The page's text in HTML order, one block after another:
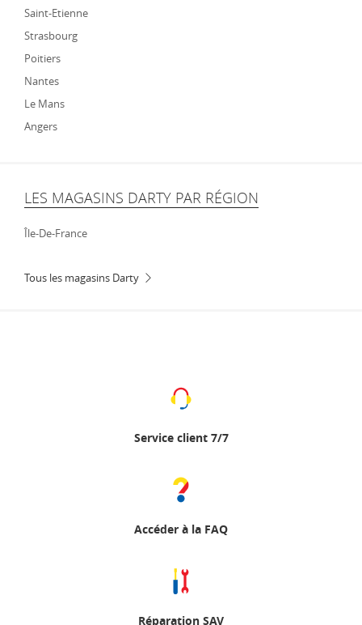
Saint-Etienne
Strasbourg
Poitiers
Nantes
Le Mans
Angers
LES MAGASINS DARTY PAR RÉGION
Île-De-France
Tous les magasins Darty
Service client 7/7
Accéder à la FAQ
Réparation SAV